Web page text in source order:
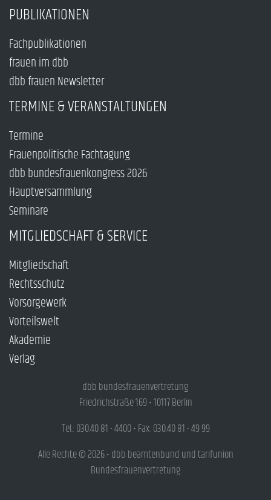
PUBLIKATIONEN
Fachpublikationen
frauen im dbb
dbb frauen Newsletter
TERMINE & VERANSTALTUNGEN
Termine
Frauenpolitische Fachtagung
dbb bundesfrauenkongress 2026
Hauptversammlung
Seminare
MITGLIEDSCHAFT & SERVICE
Mitgliedschaft
Rechtsschutz
Vorsorgewerk
Vorteilswelt
Akademie
Verlag
dbb bundesfrauenvertretung
Friedrichstraße 169 • 10117 Berlin
Tel.: 030.40 81 - 4400 • Fax: 030.40 81 - 49 99
Alle Rechte © 2026 • dbb beamtenbund und tarifunion
Bundesfrauenvertretung